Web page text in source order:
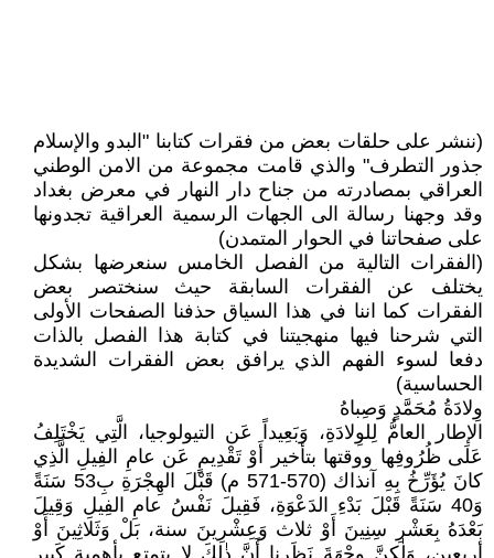
(ننشر على حلقات بعض من فقرات كتابنا "البدو والإسلام
جذور التطرف" والذي قامت مجموعة من الامن الوطني
العراقي بمصادرته من جناح دار النهار في معرض بغداد
وقد وجهنا رسالة الى الجهات الرسمية العراقية تجدونها
على صفحاتنا في الحوار المتمدن)
(الفقرات التالية من الفصل الخامس سنعرضها بشكل
يختلف عن الفقرات السابقة حيث سنختصر بعض
الفقرات كما اننا في هذا السياق حذفنا الصفحات الأولى
التي شرحنا فيها منهجيتنا في كتابة هذا الفصل بالذات
دفعا لسوء الفهم الذي يرافق بعض الفقرات الشديدة
الحساسية)
وِلادَةُ مُحَمَّدٍ وَصِباهُ
الإطار العامُّ لِلوِلادَةِ، وَبَعِيداً عَن التيولوجيا، الَّتِي يَخْتَلِفُ
عَلَى ظُرُوفِها ووقتها بتأخير أَوْ تَقْدِيمٍ عَن عامِ الفِيلِ الَّذِي
كانَ يُؤَرِّخُ بِهِ آنذاك (570-571 م) قَبْلَ الهِجْرَةِ بِ53 سَنَةً
وَ40 سَنَةً قَبْلَ بَدْءِ الدَعْوَةِ، فَقِيلَ نَفْسُ عامِ الفِيلِ وَقِيلَ
بَعْدَهُ بِعَشْرِ سِنِينَ أَوْ ثلاث وَعِشْرِينَ سنة، بَلْ وَثَلاثِينَ أَوْ